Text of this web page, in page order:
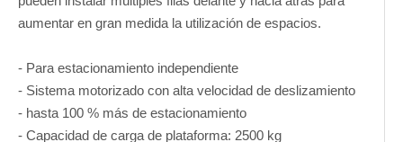
aumentar en gran medida la utilización de espacios.
- Para estacionamiento independiente
- Sistema motorizado con alta velocidad de deslizamiento
- hasta 100 % más de estacionamiento
- Capacidad de carga de plataforma: 2500 kg